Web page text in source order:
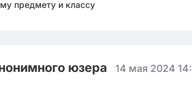
предмету и классу
юзера 14 мая 2024